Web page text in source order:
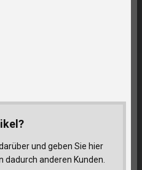
und geben Sie hier
dadurch anderen Kunden.